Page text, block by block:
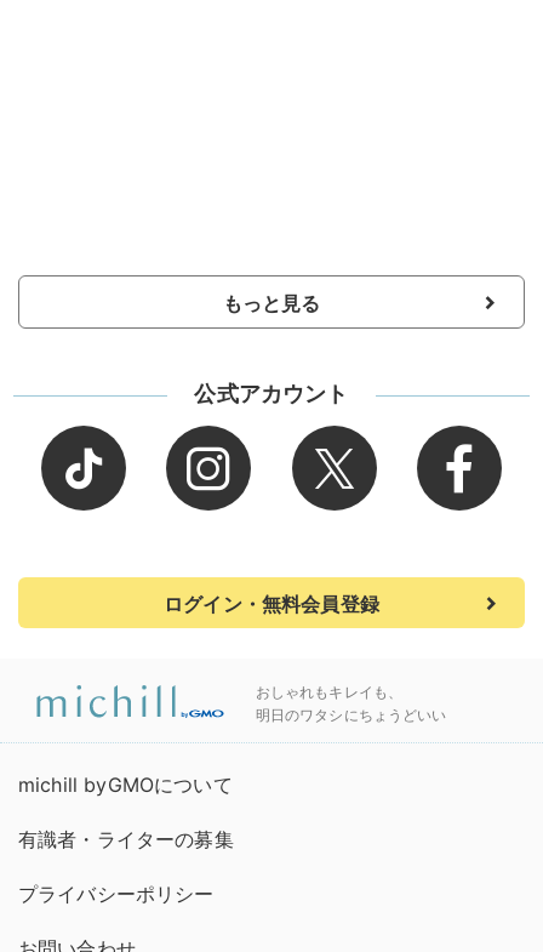
もっと見る
公式アカウント
ログイン・無料会員登録
おしゃれもキレイも、
明日のワタシにちょうどいい
michill byGMOについて
有識者・ライターの募集
プライバシーポリシー